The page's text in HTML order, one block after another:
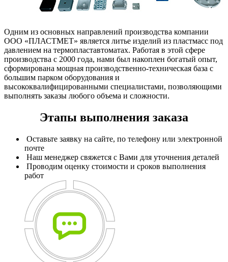
Одним из основных направлений производства компании
ООО «ПЛАСТМЕТ» является литье изделий из пластмасс под
давлением на термопластавтоматах. Работая в этой сфере
производства с 2000 года, нами был накоплен богатый опыт,
сформирована мощная производственно-техническая база с
большим парком оборудования и
высококвалифицированными специалистами, позволяющими
выполнять заказы любого объема и сложности.
Этапы выполнения заказа
Оставьте заявку на сайте, по телефону или электронной
почте
Наш менеджер свяжется с Вами для уточнения деталей
Проводим оценку стоимости и сроков выполнения
работ